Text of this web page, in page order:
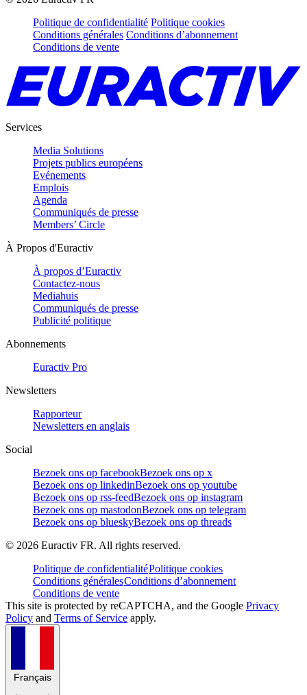
Politique de confidentialité Politique cookies
Conditions générales Conditions d’abonnement
Conditions de vente
Services
Media Solutions
Projets publics européens
Evénements
Emplois
Agenda
Communiqués de presse
Members’ Circle
À Propos d'Euractiv
À propos d’Euractiv
Contactez-nous
Mediahuis
Communiqués de presse
Publicité politique
Abonnements
Euractiv Pro
Newsletters
Rapporteur
Newsletters en anglais
Social
Bezoek ons op facebookBezoek ons op x
Bezoek ons op linkedinBezoek ons op youtube
Bezoek ons op rss-feedBezoek ons op instagram
Bezoek ons op mastodonBezoek ons op telegram
Bezoek ons op blueskyBezoek ons op threads
© 2026 Euractiv FR. All rights reserved.
Politique de confidentialitéPolitique cookies
Conditions généralesConditions d’abonnement
Conditions de vente
This site is protected by reCAPTCHA, and the Google Privacy
Policy and Terms of Service apply.
Français